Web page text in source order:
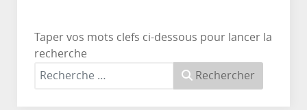
Taper vos mots clefs ci-dessous pour lancer la
recherche
Rechercher